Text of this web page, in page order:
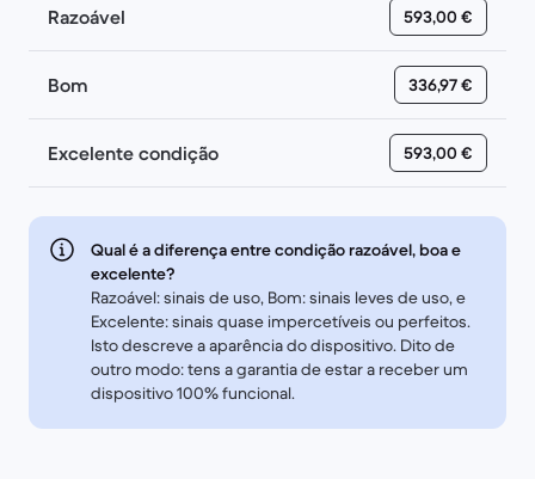
Razoável 593,00 €
Bom 336,97 €
Excelente condição 593,00 €
Qual é a diferença entre condição razoável, boa e
excelente?
Razoável: sinais de uso, Bom: sinais leves de uso, e
Excelente: sinais quase impercetíveis ou perfeitos.
Isto descreve a aparência do dispositivo. Dito de
outro modo: tens a garantia de estar a receber um
dispositivo 100% funcional.